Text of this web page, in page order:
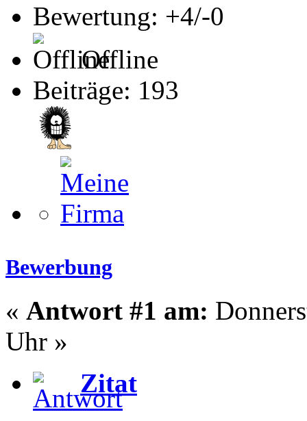
Bewertung: +4/-0
Offline
Beiträge: 193
Bewerbung
« Antwort #1 am:
Uhr »
Zitat